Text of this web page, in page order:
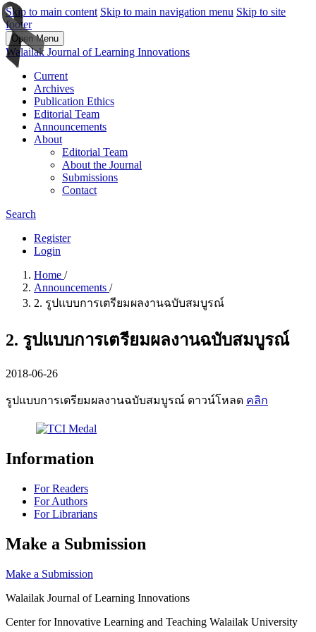
Skip to main content Skip to main navigation menu Skip to site
footer
Open Menu
Walailak Journal of Learning Innovations
Current
Archives
Publication Ethics
Editorial Team
Announcements
About
Editorial Team
About the Journal
Submissions
Contact
Search
Register
Login
Home /
Announcements /
2. รูปแบบการเตรียมผลงานฉบับสมบูรณ์
2. รูปแบบการเตรียมผลงานฉบับสมบูรณ์
2018-06-26
รูปแบบการเตรียมผลงานฉบับสมบูรณ์ ดาวน์โหลด คลิก
Information
For Readers
For Authors
For Librarians
Make a Submission
Make a Submission
Walailak Journal of Learning Innovations
Center for Innovative Learning and Teaching Walailak University